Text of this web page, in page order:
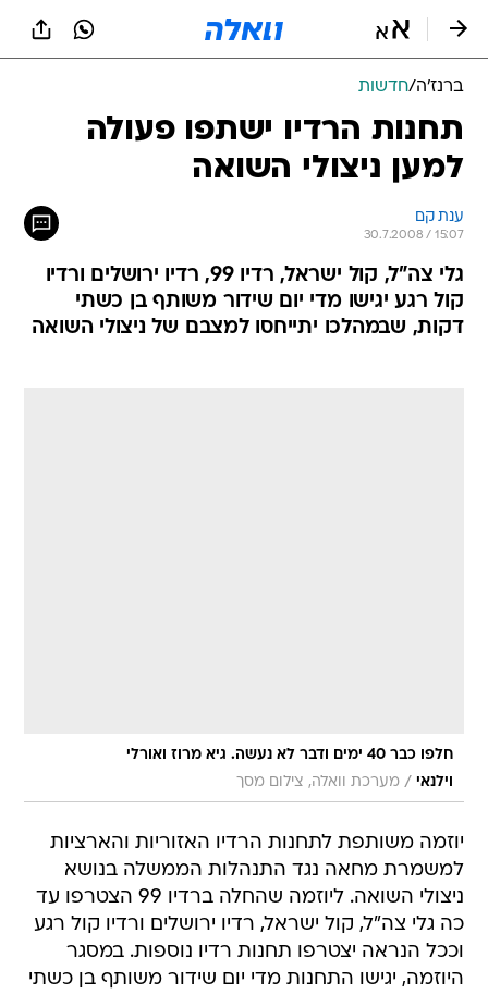
ברנז'ה/חדשות
תחנות הרדיו ישתפו פעולה
למען ניצולי השואה
ענת קם
30.7.2008 / 15:07
גלי צה"ל, קול ישראל, רדיו 99, רדיו ירושלים ורדיו
קול רגע יגישו מדי יום שידור משותף בן כשתי
דקות, שבמהלכו יתייחסו למצבם של ניצולי השואה
חלפו כבר 40 ימים ודבר לא נעשה. גיא מרוז ואורלי
וילנאי / מערכת וואלה, צילום מסך
יוזמה משותפת לתחנות הרדיו האזוריות והארציות
למשמרת מחאה נגד התנהלות הממשלה בנושא
ניצולי השואה. ליוזמה שהחלה ברדיו 99 הצטרפו עד
כה גלי צה"ל, קול ישראל, רדיו ירושלים ורדיו קול רגע
וככל הנראה יצטרפו תחנות רדיו נוספות. במסגר
היוזמה, יגישו התחנות מדי יום שידור משותף בן כשתי